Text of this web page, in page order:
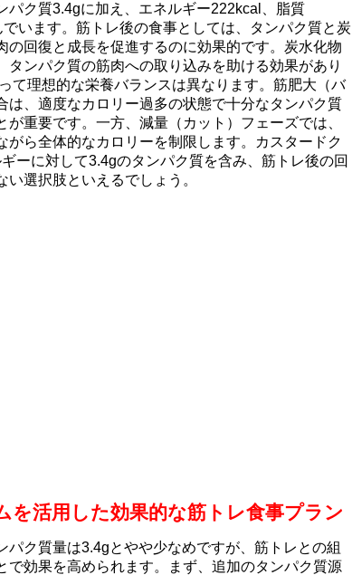
パク質3.4gに加え、エネルギー222kcal、脂質
います。筋トレ後の食事としては、タンパク質と炭
の回復と成長を促進するのに効果的です。炭水化物
タンパク質の筋肉への取り込みを助ける効果があり
て理想的な栄養バランスは異なります。筋肥大（バ
は、適度なカロリー過多の状態で十分なタンパク質
が重要です。一方、減量（カット）フェーズでは、
がら全体的なカロリーを制限します。カスタードク
ーに対して3.4gのタンパク質を含み、筋トレ後の回
選択肢といえるでしょう。
を活用した効果的な筋トレ食事プラン
パク質量は3.4gとやや少なめですが、筋トレとの組
で効果を高められます。まず、追加のタンパク質源